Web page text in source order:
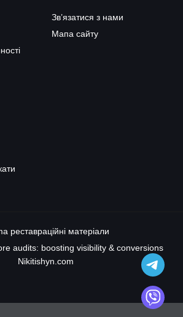
Зв’язатися з нами
Мапа сайту
реставраційні матеріали
audits: boosting visibility & conversions
Nikitishyn.com